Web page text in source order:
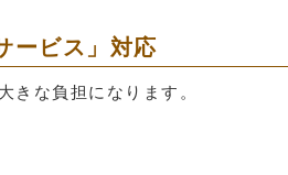
ービス」対応
きな負担になります。